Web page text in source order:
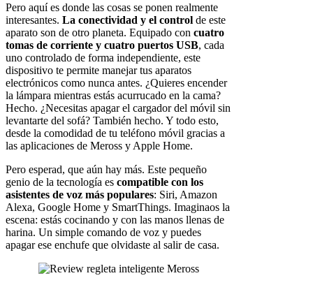
Pero aquí es donde las cosas se ponen realmente
interesantes. La conectividad y el control de este
aparato son de otro planeta. Equipado con cuatro
tomas de corriente y cuatro puertos USB, cada
uno controlado de forma independiente, este
dispositivo te permite manejar tus aparatos
electrónicos como nunca antes. ¿Quieres encender
la lámpara mientras estás acurrucado en la cama?
Hecho. ¿Necesitas apagar el cargador del móvil sin
levantarte del sofá? También hecho. Y todo esto,
desde la comodidad de tu teléfono móvil gracias a
las aplicaciones de Meross y Apple Home.
Pero esperad, que aún hay más. Este pequeño
genio de la tecnología es compatible con los
asistentes de voz más populares: Siri, Amazon
Alexa, Google Home y SmartThings. Imaginaos la
escena: estás cocinando y con las manos llenas de
harina. Un simple comando de voz y puedes
apagar ese enchufe que olvidaste al salir de casa.